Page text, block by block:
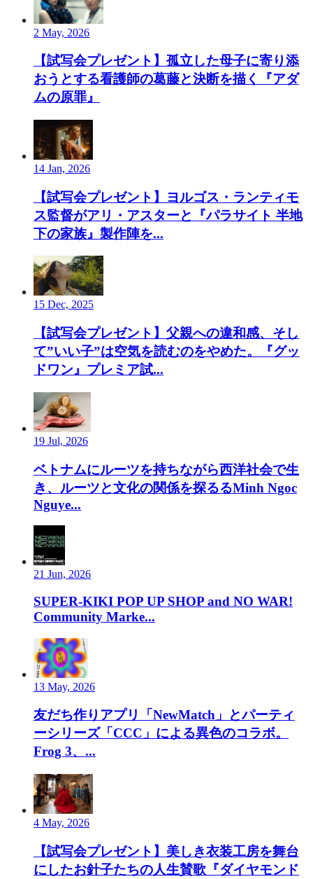
2 May, 2026
【試写会プレゼント】孤立した母子に寄り添
おうとする看護師の葛藤と決断を描く『アダ
ムの原罪』
14 Jan, 2026
【試写会プレゼント】ヨルゴス・ランティモ
ス監督がアリ・アスターと『パラサイト 半地
下の家族』製作陣を...
15 Dec, 2025
【試写会プレゼント】父親への違和感、そし
て”いい子”は空気を読むのをやめた。『グッ
ドワン』プレミア試...
19 Jul, 2026
ベトナムにルーツを持ちながら西洋社会で生
き、ルーツと文化の関係を探るるMinh Ngoc
Nguye...
21 Jun, 2026
SUPER-KIKI POP UP SHOP and NO WAR!
Community Marke...
13 May, 2026
友だち作りアプリ「NewMatch」とパーティ
ーシリーズ「CCC」による異色のコラボ。
Frog 3、...
4 May, 2026
【試写会プレゼント】美しき衣装工房を舞台
にしたお針子たちの人生賛歌『ダイヤモンド